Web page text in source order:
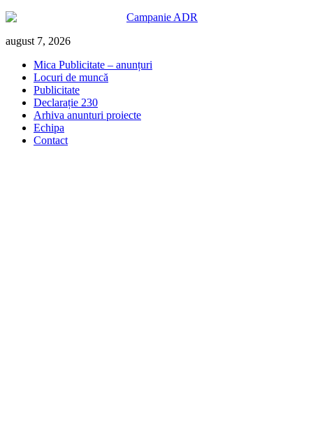
Skip
content
august 7, 2026
Mica Publicitate – anunțuri
Locuri de muncă
Publicitate
Declarație 230
Arhiva anunturi proiecte
Echipa
Contact